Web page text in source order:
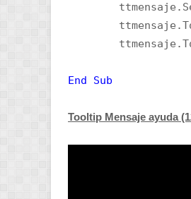
End Sub
Tooltip Mensaje ayuda